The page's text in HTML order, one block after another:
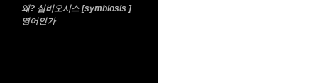
왜? 심비오시스 [symbiosis ]
영어인가